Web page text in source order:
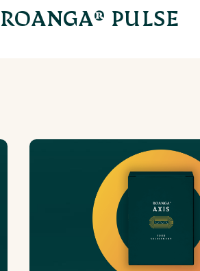
ROANGA® PULSE